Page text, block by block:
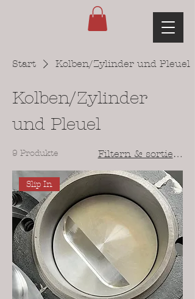
Start Kolben/Zylinder und Pleuel
Kolben/Zylinder
und Pleuel
9 Produkte Filtern & sortieren
Slip In